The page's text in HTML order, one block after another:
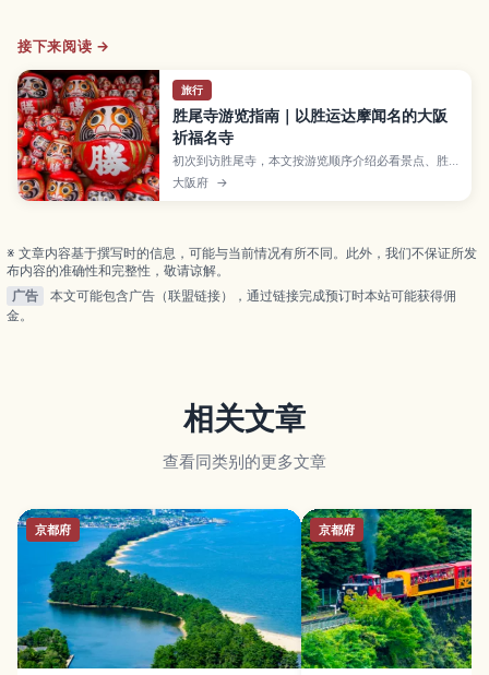
接下来阅读 →
旅行
胜尾寺游览指南｜以胜运达摩闻名的大阪
祈福名寺
初次到访胜尾寺，本文按游览顺序介绍必看景点、胜
运达摩寓意、交通方式，以及拍摄申请和停车预约等
注意事项。
大阪府 →
※ 文章内容基于撰写时的信息，可能与当前情况有所不同。此外，我们不保证所发
布内容的准确性和完整性，敬请谅解。
广告
本文可能包含广告（联盟链接），通过链接完成预订时本站可能获得佣
金。
相关文章
查看同类别的更多文章
京都府 京都府